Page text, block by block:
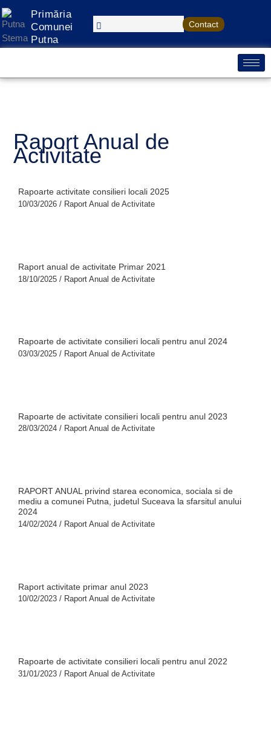
Treci
la
conținut
Primăria
Comunei
Putna
Contact
Raport Anual de
Activitate
Rapoarte activitate consilieri locali 2025
10/03/2026 / Raport Anual de Activitate
Raport anual de activitate Primar 2021
18/10/2025 / Raport Anual de Activitate
Rapoarte de activitate consilieri locali pentru anul 2024
03/03/2025 / Raport Anual de Activitate
Rapoarte de activitate consilieri locali pentru anul 2023
28/03/2024 / Raport Anual de Activitate
RAPORT ANUAL privind starea economica, sociala si de
mediu a comunei Putna, judetul Suceava la sfarsitul anului
2024
14/02/2024 / Raport Anual de Activitate
Raport activitate primar anul 2023
10/02/2023 / Raport Anual de Activitate
Rapoarte de activitate consilieri locali pentru anul 2022
31/01/2023 / Raport Anual de Activitate
e
a
c